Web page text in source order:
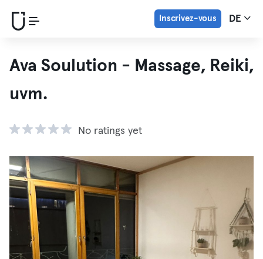
Inscrivez-vous DE
Ava Soulution - Massage, Reiki,
uvm.
No ratings yet